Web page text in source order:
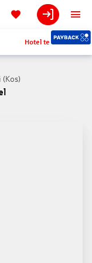
Hotel teilen
(Kos)